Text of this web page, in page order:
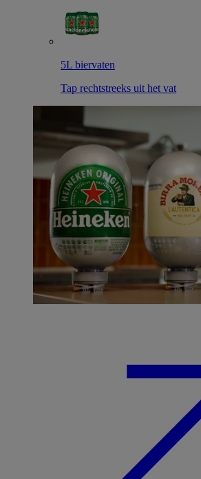
5L biervaten
Tap rechtstreeks uit het vat